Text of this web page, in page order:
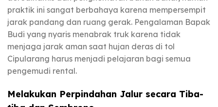
praktik ini sangat berbahaya karena mempersempit
jarak pandang dan ruang gerak. Pengalaman Bapak
Budi yang nyaris menabrak truk karena tidak
menjaga jarak aman saat hujan deras di tol
Cipularang harus menjadi pelajaran bagi semua
pengemudi rental.
Melakukan Perpindahan Jalur secara Tiba-